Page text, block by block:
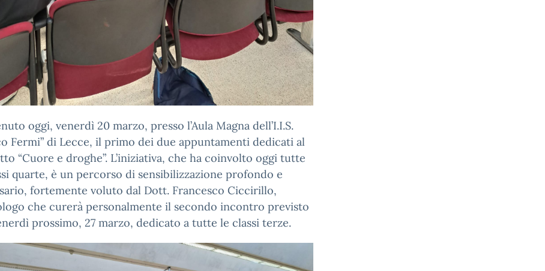
oggi, venerdì 20 marzo, presso l’Aula Magna dell’I.I.S.
Fermi” di Lecce, il primo dei due appuntamenti dedicati al
“Cuore e droghe”. L’iniziativa, che ha coinvolto oggi tutte
quarte, è un percorso di sensibilizzazione profondo e
fortemente voluto dal Dott. Francesco Ciccirillo,
che curerà personalmente il secondo incontro previsto
prossimo, 27 marzo, dedicato a tutte le classi terze.